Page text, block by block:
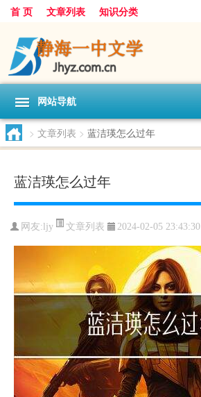
首 页 文章列表 知识分类
网站导航
> 文章列表 > 蓝洁瑛怎么过年
蓝洁瑛怎么过年
网友: ljy 文章列表 2024-02-05 23:43:30